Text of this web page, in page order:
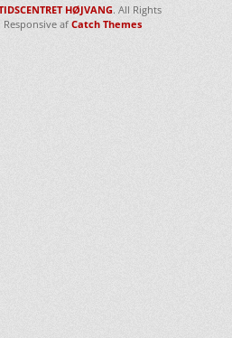
HØJVANG. All Rights
Responsive af Catch Themes